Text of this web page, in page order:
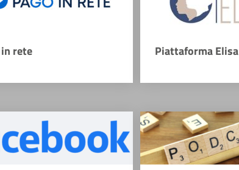
rete Piattaforma Elisa